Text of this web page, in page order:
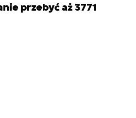
przebyć aż 3771